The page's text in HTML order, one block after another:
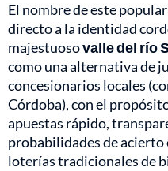
El nombre de este
directo a la identidad
majestuosovalle del río
como una alternativa de
concesionarios locales
Córdoba), con el
apuestas rápido,
probabilidades de acierto
loterías tradicionales de